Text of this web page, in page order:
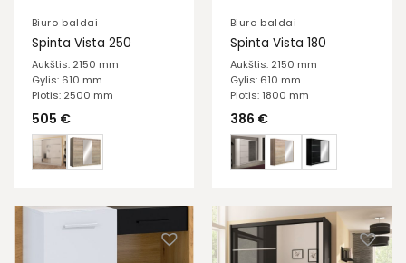
Biuro baldai
Spinta Vista 250
Aukštis: 2150 mm
Gylis: 610 mm
Plotis: 2500 mm
505 €
Biuro baldai
Spinta Vista 180
Aukštis: 2150 mm
Gylis: 610 mm
Plotis: 1800 mm
386 €